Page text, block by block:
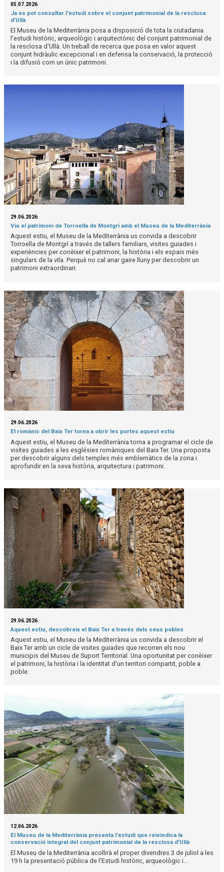
05.07.2026
Ja es pot consultar l'estudi sobre el conjunt patrimonial de la resclosa
d'Ullà
El Museu de la Mediterrània posa a disposició de tota la ciutadania
l'estudi històric, arqueològic i arquitectònic del conjunt patrimonial de
la resclosa d'Ullà. Un treball de recerca que posa en valor aquest
conjunt hidràulic excepcional i en defensa la conservació, la protecció
i la difusió com un únic patrimoni.
29.06.2026
Viu el patrimoni de Torroella de Montgrí amb el Museu de la Mediterrània
Aquest estiu, el Museu de la Mediterrània us convida a descobrir
Torroella de Montgrí a través de tallers familiars, visites guiades i
experiències per conèixer el patrimoni, la història i els espais més
singulars de la vila. Perquè no cal anar gaire lluny per descobrir un
patrimoni extraordinari.
29.06.2026
El romànic del Baix Ter torna a obrir les portes aquest estiu
Aquest estiu, el Museu de la Mediterrània torna a programar el cicle de
visites guiades a les esglésies romàniques del Baix Ter. Una proposta
per descobrir alguns dels temples més emblemàtics de la zona i
aprofundir en la seva història, arquitectura i patrimoni.
29.06.2026
Aquest estiu, descobreix el Baix Ter a través dels seus pobles
Aquest estiu, el Museu de la Mediterrània us convida a descobrir el
Baix Ter amb un cicle de visites guiades que recorren els nou
municipis del Museu de Suport Territorial. Una oportunitat per conèixer
el patrimoni, la història i la identitat d'un territori compartit, poble a
poble.
12.06.2026
El Museu de la Mediterrània presenta l'estudi que reivindica la
conservació integral del conjunt patrimonial de la resclosa d'Ullà
El Museu de la Mediterrània acollirà el proper divendres 3 de juliol a les
19 h la presentació pública de l'Estudi històric, arqueològic i...